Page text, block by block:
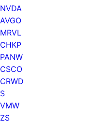
NVDA
AVGO
MRVL
CHKP
PANW
CSCO
CRWD
S
VMW
ZS